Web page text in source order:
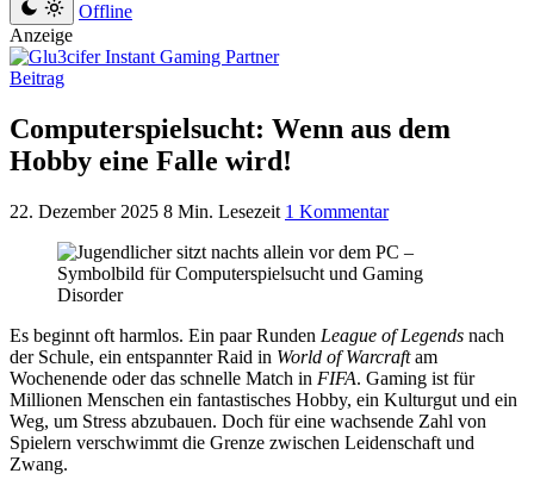
Offline
Anzeige
Beitrag
Computerspielsucht: Wenn aus dem
Hobby eine Falle wird!
22. Dezember 2025 8 Min. Lesezeit 1 Kommentar
Es beginnt oft harmlos. Ein paar Runden League of Legends nach
der Schule, ein entspannter Raid in World of Warcraftam
Wochenende oder das schnelle Match in FIFA. Gaming ist für
Millionen Menschen ein fantastisches Hobby, ein Kulturgut und ein
Weg, um Stress abzubauen. Doch für eine wachsende Zahl von
Spielern verschwimmt die Grenze zwischen Leidenschaft und
Zwang.